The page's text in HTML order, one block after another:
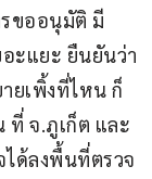
รขออนุมัติ มี
ะแยะ ยืนยันว่า
ยเพิ้งที่ไหน ก็
ที่ จ.ภูเก็ต และ
ได้ลงพื้นที่ตรวจ